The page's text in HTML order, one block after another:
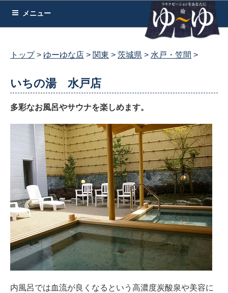
メニュー
トップ ゆーゆな店 関東 茨城県 水戸・笠間
いちの湯 水戸店
多彩なお風呂やサウナを楽しめます。
内風呂では血流が良くなるという高濃度炭酸泉や美容に